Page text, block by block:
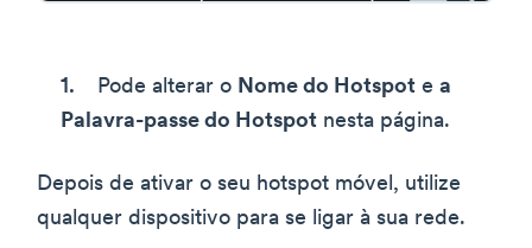
Pode alterar o Nome do Hotspot e a
Palavra-passe do Hotspot nesta página.
Depois de ativar o seu hotspot móvel, utilize
qualquer dispositivo para se ligar à sua rede.